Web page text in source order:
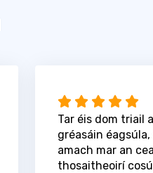
Tar éis dom triail
gréasáin éagsúla,
amach mar an
thosaitheoirí